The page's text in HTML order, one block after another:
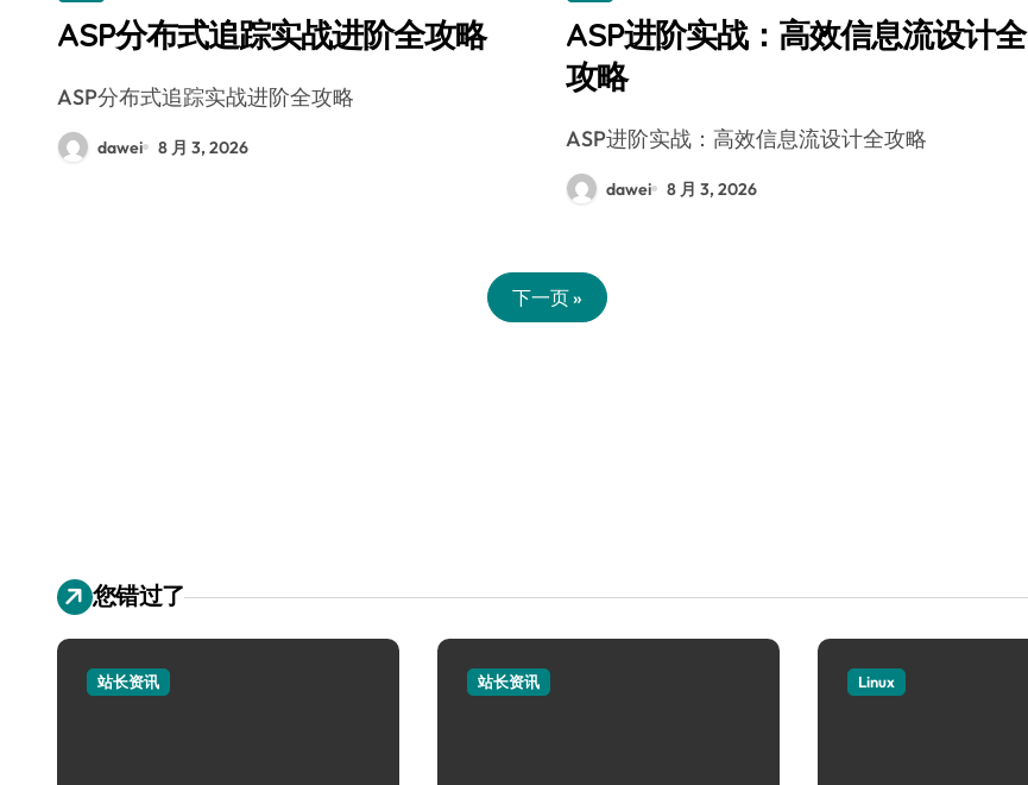
ASP分布式追踪实战进阶全攻略
ASP分布式追踪实战进阶全攻略
dawei 8 月 3, 2026
ASP进阶实战：高效信息流设计全
攻略
ASP进阶实战：高效信息流设计全攻略
dawei 8 月 3, 2026
下一页 »
您错过了
站长资讯 站长资讯 Linux